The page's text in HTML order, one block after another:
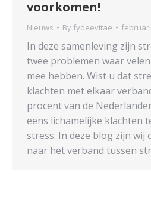
voorkomen!
Nieuws By fydeevitae februari
In deze samenleving zijn
twee problemen waar
mee hebben. Wist u dat
klachten met elkaar
procent van de
eens lichamelijke klachten
stress. In deze blog zijn wij
naar het verband tussen